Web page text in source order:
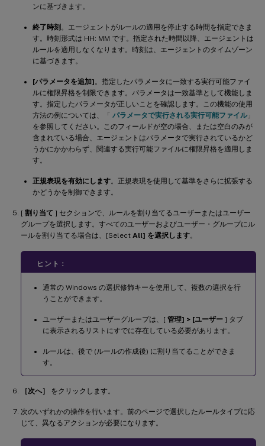
ンに基づきます。
終了時刻 。エージェントがルールの適用を停止する時間を指定できま
す。時刻形式は HH: MM です。指定された時間以降、エージェントは
ルールを適用しなくなります。時刻は、エージェントのタイムゾーン
に基づきます。
[パラメータを追加] 。指定したパラメータに一致する実行可能ファイ
ルに権限昇格を制限できます。パラメータは一致基準として機能しま
す。指定したパラメータが正しいことを確認します。この機能の使用
方法の例については、「 パラメータで実行される実行可能ファイル」
を参照してください。このフィールドが空の場合、または空白のみが
含まれている場合、エージェントはパラメータで実行されているかど
うかにかかわらず、関連する実行可能ファイルに権限昇格を適用しま
す。
正規表現を有効にします。正規表現を使用して基準をさらに拡張する
かどうかを制御できます。
[ 割り当て ] セクションで、ルールを割り当てるユーザーまたはユーザー
グループを選択します。すべてのユーザーおよびユーザー・グループにル
ールを割り当てる場合は、[Select All] を選択します。
ヒント：
通常の Windows の選択修飾キーを使用して、複数の選択を行
うことができます。
ユーザーまたはユーザーグループは、[ 管理] > [ユーザー ] タブ
に表示されるリストにすでに存在している必要があります。
ルールは、後で (ルールの作成後) に割り当てることができま
す。
［次へ］ をクリックします。
次のいずれかの操作を行います。前のページで選択したルールタイプに応
じて、異なるアクションが必要になります。